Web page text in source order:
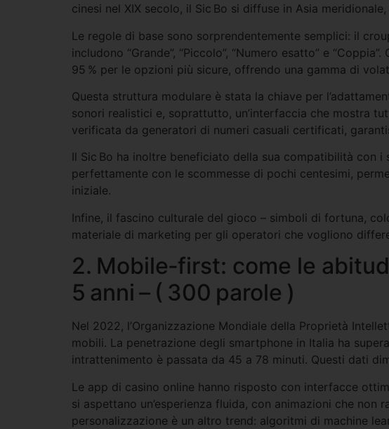
cinesi nel XIX secolo, il Sic Bo si diffuse in Asia
Le regole di base sono sorprendentemente semplici: il
includono “Grande”, “Piccolo”, “Numero esatto” e
95 % per le opzioni più sicure, offrendo una gamma di
Questa struttura modulare è stata la chiave per
sonori realistici e, soprattutto, un’interfaccia che mostra
verificata da generatori di numeri casuali certificati,
Il Sic Bo ha inoltre beneficiato della sua compatibilità con
perfettamente con le scommesse di pochi centesimi,
iniziale.
Infine, il fascino culturale del gioco – simboli di fortuna,
materiale di marketing per gli operatori che vogliono
2. Mobile‑first: come le
5 anni – ( 300 parole )
Nel 2022, l’Organizzazione Mondiale della Proprietà
mobili. La penetrazione degli smartphone in Italia ha
intrattenimento è passata da 45 a 78 minuti. Questi dati
Le app di casino online hanno risposto con interfacce
si aspettano un’esperienza fluida, con animazioni che
personalizzazione è un altro trend: algoritmi di machine